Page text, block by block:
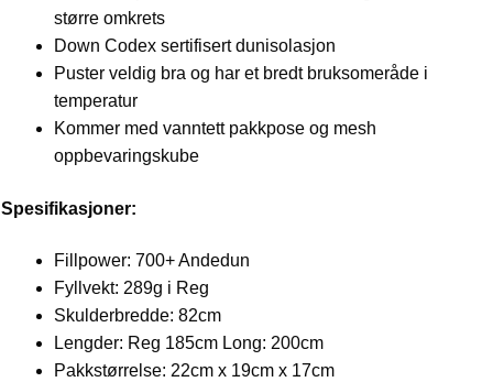
større omkrets
Down Codex sertifisert dunisolasjon
Puster veldig bra og har et bredt bruksomeråde i
temperatur
Kommer med vanntett pakkpose og mesh
oppbevaringskube
Spesifikasjoner:
Fillpower: 700+ Andedun
Fyllvekt: 289g i Reg
Skulderbredde: 82cm
Lengder: Reg 185cm Long: 200cm
Pakkstørrelse: 22cm x 19cm x 17cm